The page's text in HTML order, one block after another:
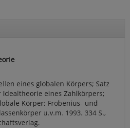
eines globalen Körpers; Satz
Idealtheorie eines Zahlkörpers;
Körper; Frobenius- und
u.v.m. 1993. 334 S.,